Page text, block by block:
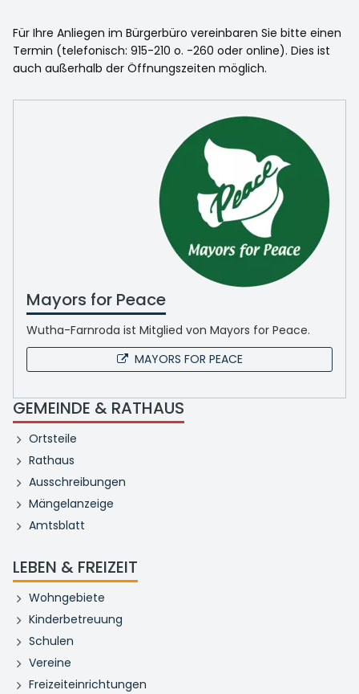
Für Ihre Anliegen im Bürgerbüro vereinbaren Sie bitte einen
Termin (telefonisch: 915-210 o. -260 oder online). Dies ist
auch außerhalb der Öffnungszeiten möglich.
Mayors for Peace
Wutha-Farnroda ist Mitglied von Mayors for Peace.
MAYORS FOR PEACE
GEMEINDE & RATHAUS
Ortsteile
Rathaus
Ausschreibungen
Mängelanzeige
Amtsblatt
LEBEN & FREIZEIT
Wohngebiete
Kinderbetreuung
Schulen
Vereine
Freizeiteinrichtungen